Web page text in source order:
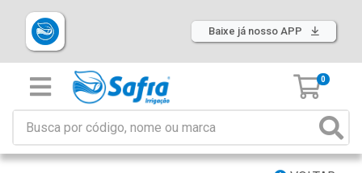
Baixe já nosso APP
0